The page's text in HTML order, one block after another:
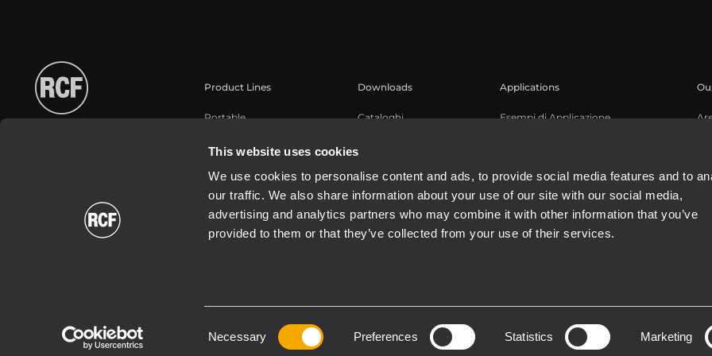
This website uses cookies
We use cookies to personalise content and ads, to provide social media features and to
our traffic. We also share information about your use of our site with our social media,
advertising and analytics partners who may combine it with other information that you’ve
provided to them or that they’ve collected from your use of their services.
Necessary Preferences Statistics Marketing
Product Lines
Portable
Installazione
Commercial
Trasduttori
Downloads
Cataloghi
Applications
Esempi di Applicazione
2026 Copyright ® RCF. Tutti i diritti riservati | RCF S.P.A. cf/p.iva 04081310965